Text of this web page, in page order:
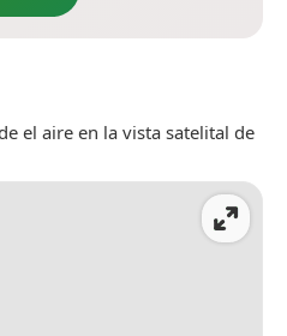
el aire en la vista satelital de